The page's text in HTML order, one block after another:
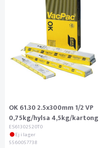
OK 61.30 2.5x300mm 1/2 VP
0,75kg/hylsa 4,5kg/kartong
ES61302520T0
Ej i lager
5560057738